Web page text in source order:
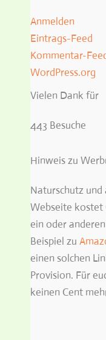
Anmelden
Eintrags-Feed
Kommentar-
WordPress.org
Vielen Dank für
443 Besuche
Hinweis zu
Naturschutz
Webseite kostet
ein oder
Beispiel zu
einen solchen
Provision. Für
keinen Cent